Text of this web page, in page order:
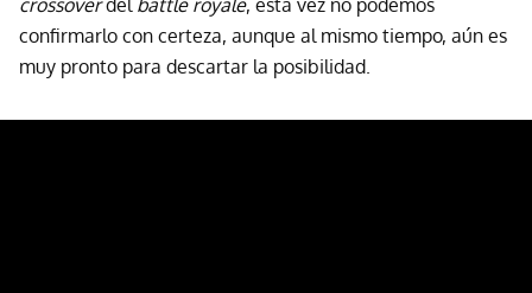
confirmarlo con certeza, aunque al mismo tiempo, aún es
muy pronto para descartar la posibilidad.